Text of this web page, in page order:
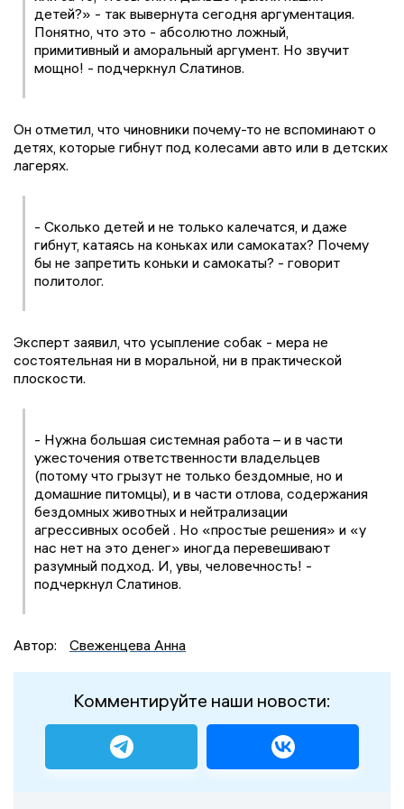
детей?» - так вывернута сегодня аргументация.
Понятно, что это - абсолютно ложный,
примитивный и аморальный аргумент. Но звучит
мощно! - подчеркнул Слатинов.
Он отметил, что чиновники почему-то не вспоминают о
детях, которые гибнут под колесами авто или в детских
лагерях.
- Сколько детей и не только калечатся, и даже
гибнут, катаясь на коньках или самокатах? Почему
бы не запретить коньки и самокаты? - говорит
политолог.
Эксперт заявил, что усыпление собак - мера не
состоятельная ни в моральной, ни в практической
плоскости.
- Нужна большая системная работа – и в части
ужесточения ответственности владельцев
(потому что грызут не только бездомные, но и
домашние питомцы), и в части отлова, содержания
бездомных животных и нейтрализации
агрессивных особей . Но «простые решения» и «у
нас нет на это денег» иногда перевешивают
разумный подход. И, увы, человечность! -
подчеркнул Слатинов.
Автор: Свеженцева Анна
Комментируйте наши новости: